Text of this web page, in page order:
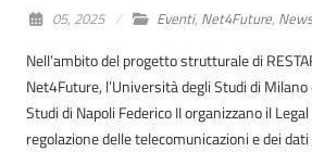
05, 2025 Eventi, Net4Future, News
Nell’ambito del progetto strutturale di
Net4Future, l’Università degli Studi di Milano
Studi di Napoli Federico II organizzano il Legal
regolazione delle telecomunicazioni e dei